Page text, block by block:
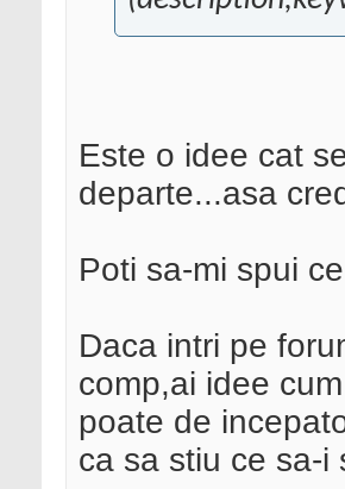
Este o idee cat
departe...asa
Poti sa-mi spui
Daca intri pe
comp,ai idee
poate de
ca sa stiu ce sa-i